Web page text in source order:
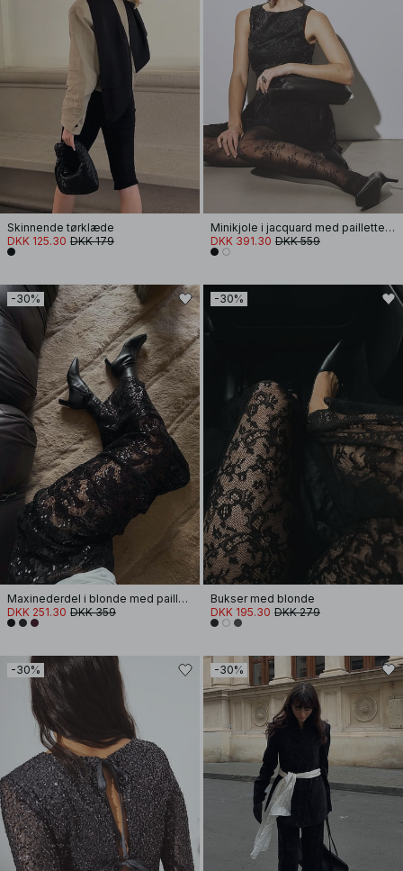
Skinnende tørklæde
DKK 125.30 DKK 179
Minikjole i jacquard med pailletter og flæser i siden
DKK 391.30 DKK 559
-30%
Maxinederdel i blonde med pailletter
DKK 251.30 DKK 359
-30%
Bukser med blonde
DKK 195.30 DKK 279
-30% -30%